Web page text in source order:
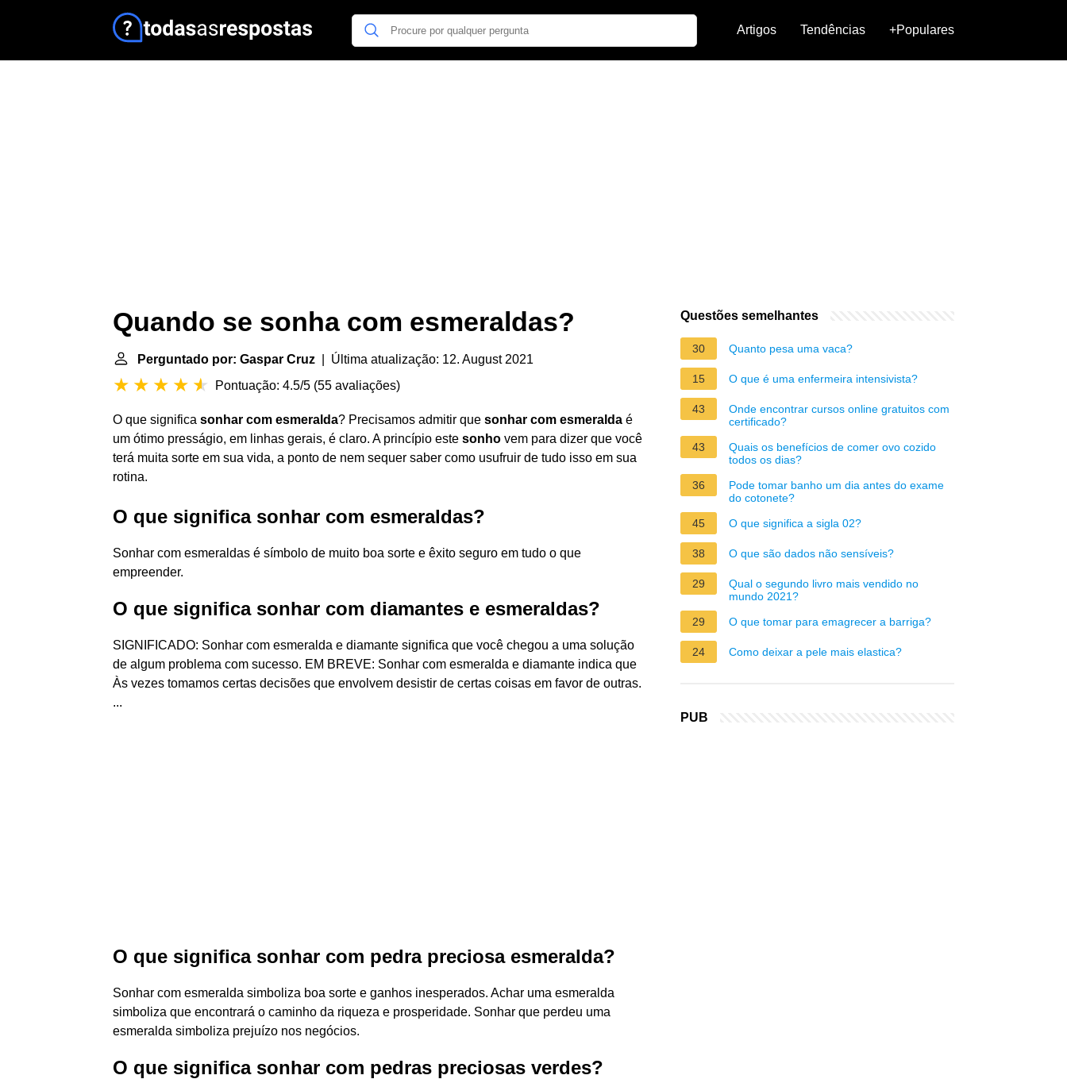
Artigos Tendências +Populares
Quando se sonha com esmeraldas?
Perguntado por: Gaspar Cruz | Última atualização: 12. August 2021
Pontuação: 4.5/5 (55 avaliações)
O que significa sonhar com esmeralda? Precisamos admitir que sonhar com esmeralda é
um ótimo presságio, em linhas gerais, é claro. A princípio este sonho vem para dizer que você
terá muita sorte em sua vida, a ponto de nem sequer saber como usufruir de tudo isso em sua
rotina.
O que significa sonhar com esmeraldas?
Sonhar com esmeraldas é símbolo de muito boa sorte e êxito seguro em tudo o que
empreender.
O que significa sonhar com diamantes e esmeraldas?
SIGNIFICADO: Sonhar com esmeralda e diamante significa que você chegou a uma solução
de algum problema com sucesso. EM BREVE: Sonhar com esmeralda e diamante indica que
Às vezes tomamos certas decisões que envolvem desistir de certas coisas em favor de outras.
...
O que significa sonhar com pedra preciosa esmeralda?
Sonhar com esmeralda simboliza boa sorte e ganhos inesperados. Achar uma esmeralda
simboliza que encontrará o caminho da riqueza e prosperidade. Sonhar que perdeu uma
esmeralda simboliza prejuízo nos negócios.
O que significa sonhar com pedras preciosas verdes?
Questões semelhantes
30 Quanto pesa uma vaca?
15 O que é uma enfermeira intensivista?
43
Onde encontrar cursos online gratuitos com
certificado?
43
Quais os benefícios de comer ovo cozido
todos os dias?
36
Pode tomar banho um dia antes do exame
do cotonete?
45
O que significa a sigla 02?
38 O que são dados não sensíveis?
29
Qual o segundo livro mais vendido no
mundo 2021?
29
O que tomar para emagrecer a barriga?
24 Como deixar a pele mais elastica?
PUB